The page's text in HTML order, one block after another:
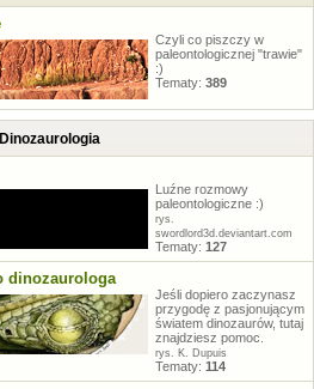
Czyli co piszczy w
paleontologicznej "trawie"
:)
Tematy: 389
Dinozaurologia
Luźne rozmowy
paleontologiczne :)
rys.
swordlord3d.deviantart.com
Tematy: 127
dinozaurologa
Jeśli dopiero zaczynasz
przygodę z pasjonującym
światem dinozaurów, tutaj
znajdziesz pomoc.
rys. K. Dupuis
Tematy: 114